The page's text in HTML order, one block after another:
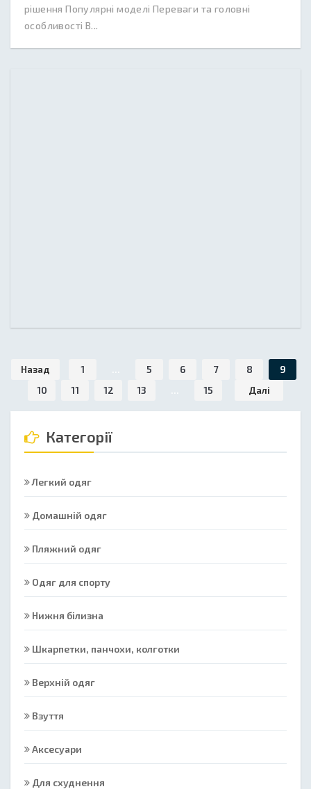
рішення Популярні моделі Переваги та головні
особливості В...
Назад 1 5 6 7 8
9
10
11 12 13 15 Далі
Категорії
Легкий одяг
Домашній одяг
Пляжний одяг
Одяг для спорту
Нижня білизна
Шкарпетки, панчохи, колготки
Верхній одяг
Взуття
Аксесуари
Для схуднення